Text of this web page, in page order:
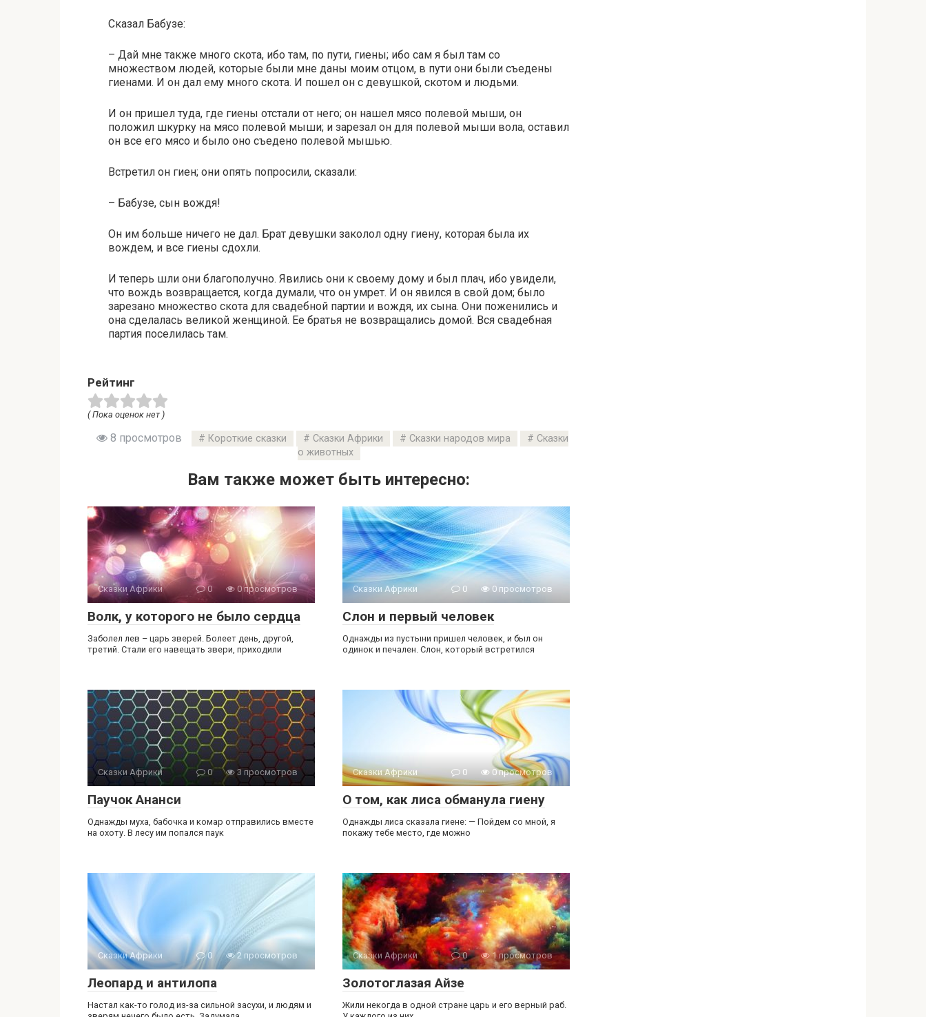
Сказал Бабузе:
– Дай мне также много скота, ибо там, по пути, гиены; ибо сам я был там со
множеством людей, которые были мне даны моим отцом, в пути они были съедены
гиенами. И он дал ему много скота. И пошел он с девушкой, скотом и людьми.
И он пришел туда, где гиены отстали от него; он нашел мясо полевой мыши, он
положил шкурку на мясо полевой мыши; и зарезал он для полевой мыши вола, оставил
он все его мясо и было оно съедено полевой мышью.
Встретил он гиен; они опять попросили, сказали:
– Бабузе, сын вождя!
Он им больше ничего не дал. Брат девушки заколол одну гиену, которая была их
вождем, и все гиены сдохли.
И теперь шли они благополучно. Явились они к своему дому и был плач, ибо увидели,
что вождь возвращается, когда думали, что он умрет. И он явился в свой дом; было
зарезано множество скота для свадебной партии и вождя, их сына. Они поженились и
она сделалась великой женщиной. Ее братья не возвращались домой. Вся свадебная
партия поселилась там.
Рейтинг
( Пока оценок нет )
8 просмотров Короткие сказки Сказки Африки Сказки народов мира
Сказки
о животных
Вам также может быть интересно:
Сказки Африки 0 0 просмотров
Волк, у которого не было сердца
Заболел лев – царь зверей. Болеет день, другой,
третий. Стали его навещать звери, приходили
Сказки Африки 0 0 просмотров
Слон и первый человек
Однажды из пустыни пришел человек, и был он
одинок и печален. Слон, который встретился
Сказки Африки 0 3 просмотров
Паучок Ананси
Однажды муха, бабочка и комар отправились вместе
на охоту. В лесу им попался паук
Сказки Африки 0 0 просмотров
О том, как лиса обманула гиену
Однажды лиса сказала гиене: — Пойдем со мной, я
покажу тебе место, где можно
Сказки Африки 0 2 просмотров
Леопард и антилопа
Настал как-то голод из-за сильной засухи, и людям и
Сказки Африки 0 1 просмотров
Золотоглазая Айзе
Жили некогда в одной стране царь и его верный раб.